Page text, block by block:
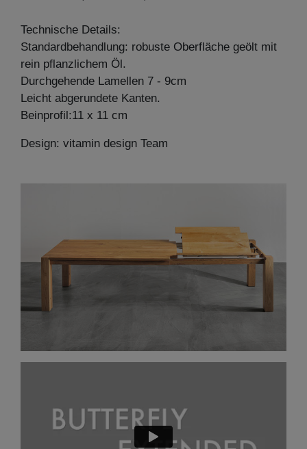
Technische Details:
Standardbehandlung: robuste Oberfläche geölt mit
rein pflanzlichem Öl.
Durchgehende Lamellen 7 - 9cm
Leicht abgerundete Kanten.
Beinprofil:11 x 11 cm
Design: vitamin design Team